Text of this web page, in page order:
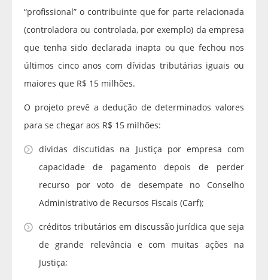
“profissional” o contribuinte que for parte relacionada
(controladora ou controlada, por exemplo) da empresa
que tenha sido declarada inapta ou que fechou nos
últimos cinco anos com dívidas tributárias iguais ou
maiores que R$ 15 milhões.
O projeto prevê a dedução de determinados valores
para se chegar aos R$ 15 milhões:
dívidas discutidas na Justiça por empresa com
capacidade de pagamento depois de perder
recurso por voto de desempate no Conselho
Administrativo de Recursos Fiscais (Carf);
créditos tributários em discussão jurídica que seja
de grande relevância e com muitas ações na
Justiça;